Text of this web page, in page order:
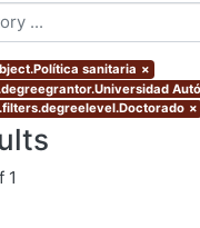
sanitaria ×
×
1